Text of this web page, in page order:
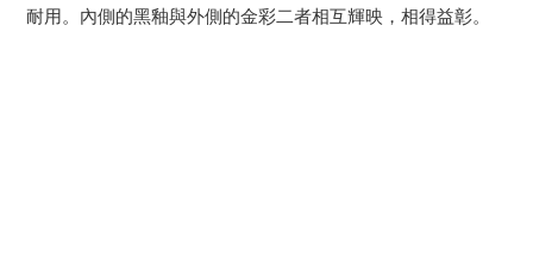
耐用。內側的黑釉與外側的金彩二者相互輝映，相得益彰。